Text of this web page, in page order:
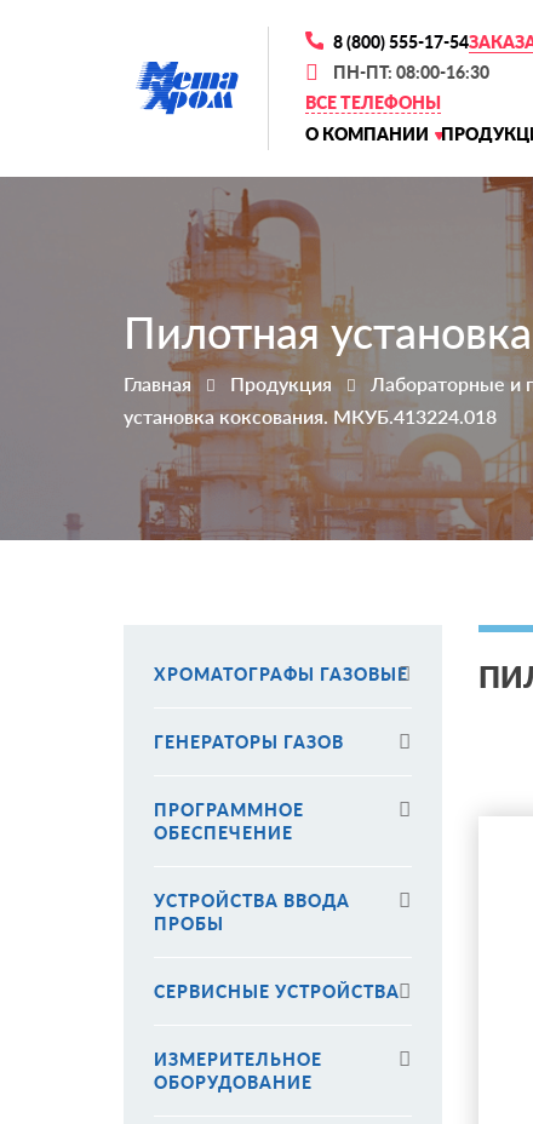
8 (800) 555-17-54
ПН-ПТ: 08:00-16:30
ВСЕ ТЕЛЕФОНЫ
О КОМПАНИИ
Пилотная
Главная Продукция Лабораторные и
установка коксования. МКУБ.413224.018
ХРОМАТОГРАФЫ ГАЗОВЫЕ
ГЕНЕРАТОРЫ ГАЗОВ
ПРОГРАММНОЕ
ОБЕСПЕЧЕНИЕ
УСТРОЙСТВА ВВОДА
ПРОБЫ
СЕРВИСНЫЕ УСТРОЙСТВА
ИЗМЕРИТЕЛЬНОЕ
ОБОРУДОВАНИЕ